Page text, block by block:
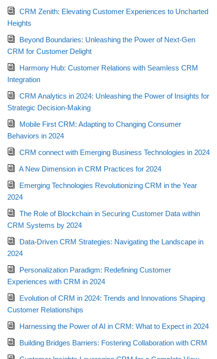
CRM Zenith: Elevating Customer Experiences to Uncharted
Heights
Beyond Boundaries: Unleashing the Power of Next-Gen
CRM for Customer Delight
Harmony Hub: Customer Relations with Seamless CRM
Integration
CRM Analytics in 2024: Unleashing the Power of Insights for
Strategic Decision-Making
Mobile First CRM: Adapting to Changing Consumer
Behaviors in 2024
CRM connect with Emerging Business Technologies in 2024
A New Dimension in CRM Practices for 2024
Emerging Technologies Revolutionizing CRM in the Year
2024
The Role of Blockchain in Securing Customer Data within
CRM Systems by 2024
Data-Driven CRM Strategies: Navigating the Landscape in
2024
Personalization Paradigm: Redefining Customer
Experiences with CRM in 2024
Evolution of CRM in 2024: Trends and Innovations Shaping
Customer Relationships
Harnessing the Power of AI in CRM: What to Expect in 2024
Building Bridges Barriers: Fostering Collaboration with CRM